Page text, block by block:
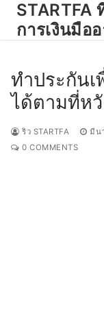
SkipSTARTFA
การเงินมือ
ทำประกันเ
ได้ตามที่หวั
ริว STARTFA มีน
0 COMMENTS